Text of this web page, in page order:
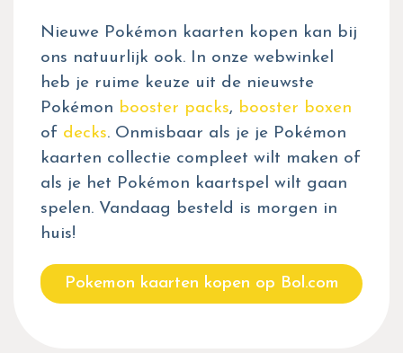
Nieuwe Pokémon kaarten kopen kan bij
ons natuurlijk ook. In onze webwinkel
heb je ruime keuze uit de nieuwste
Pokémon booster packs, booster boxen
of decks. Onmisbaar als je je Pokémon
kaarten collectie compleet wilt maken of
als je het Pokémon kaartspel wilt gaan
spelen. Vandaag besteld is morgen in
huis!
Pokemon kaarten kopen op Bol.com